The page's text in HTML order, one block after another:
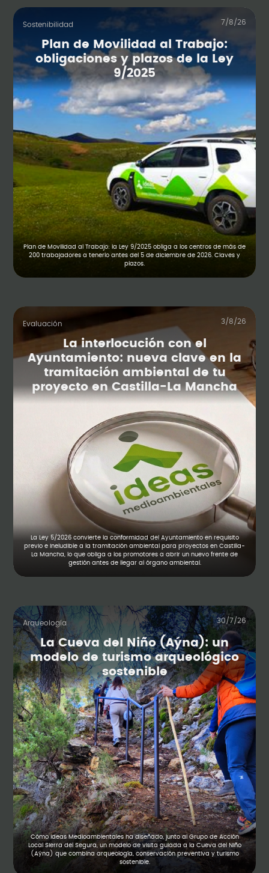
Sostenibilidad 7/8/26
Plan de Movilidad al Trabajo:
obligaciones y plazos de la Ley
9/2025
Plan de Movilidad al Trabajo: la Ley 9/2025 obliga a los centros de más de
200 trabajadores a tenerlo antes del 5 de diciembre de 2026. Claves y
plazos.
Evaluación 3/8/26
La interlocución con el
Ayuntamiento: nueva clave en la
tramitación ambiental de tu
proyecto en Castilla-La Mancha
La Ley 5/2026 convierte la conformidad del Ayuntamiento en requisito
previo e ineludible a la tramitación ambiental para proyectos en Castilla-
La Mancha, lo que obliga a los promotores a abrir un nuevo frente de
gestión antes de llegar al órgano ambiental.
Arqueología 30/7/26
La Cueva del Niño (Aýna): un
modelo de turismo arqueológico
sostenible
Cómo Ideas Medioambientales ha diseñado, junto al Grupo de Acción
Local Sierra del Segura, un modelo de visita guiada a la Cueva del Niño
(Aýna) que combina arqueología, conservación preventiva y turismo
sostenible.